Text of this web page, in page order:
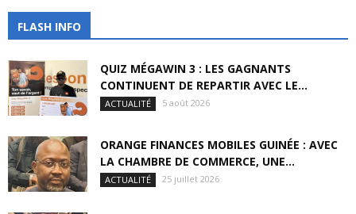
FLASH INFO
QUIZ MÉGAWIN 3 : LES GAGNANTS
CONTINUENT DE REPARTIR AVEC LE...
ACTUALITÉ 5 août 2026
ORANGE FINANCES MOBILES GUINÉE : AVEC
LA CHAMBRE DE COMMERCE, UNE...
ACTUALITÉ 25 juillet 2026